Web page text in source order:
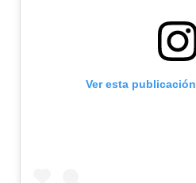
Ver esta